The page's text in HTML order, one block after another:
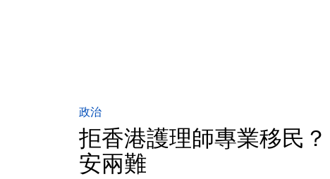
政治
拒香港護理師專業移民
安兩難